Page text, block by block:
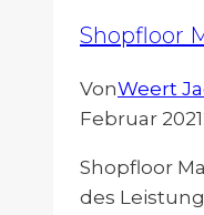
Shopfloor
VonWeert
Februar 2021
Shopfloor
des